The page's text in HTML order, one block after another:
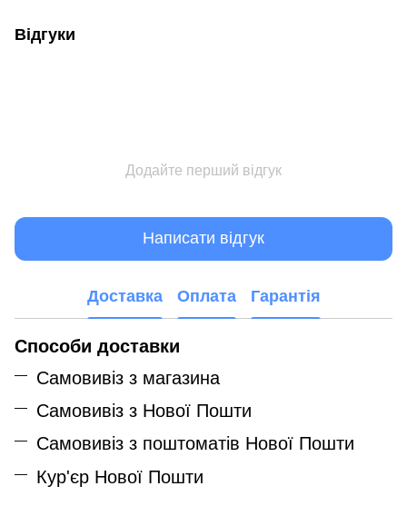
Відгуки
Додайте перший відгук
Написати відгук
Доставка Оплата Гарантія
Способи доставки
Самовивіз з магазина
Самовивіз з Нової Пошти
Самовивіз з поштоматів Нової Пошти
Кур'єр Нової Пошти